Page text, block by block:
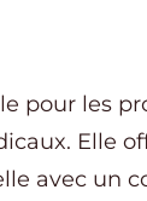
pour les
Elle
avec un